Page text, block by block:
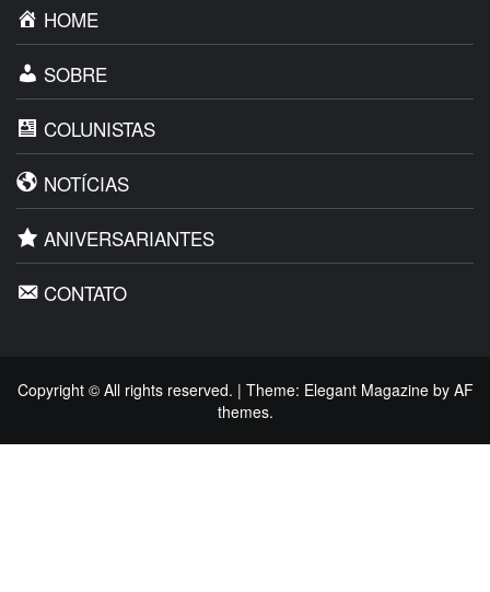
HOME
SOBRE
COLUNISTAS
NOTÍCIAS
ANIVERSARIANTES
CONTATO
Copyright © All rights reserved. | Theme: Elegant Magazineby AF
themes.